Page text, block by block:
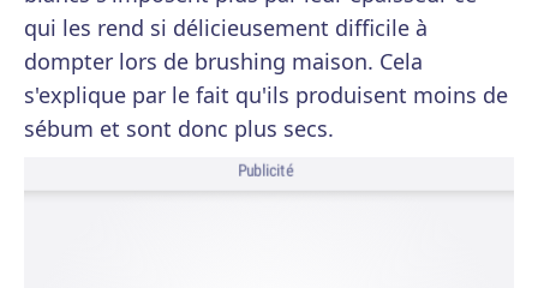
qui les rend si délicieusement difficile à
dompter lors de brushing maison. Cela
s'explique par le fait qu'ils produisent moins de
sébum et sont donc plus secs.
Publicité